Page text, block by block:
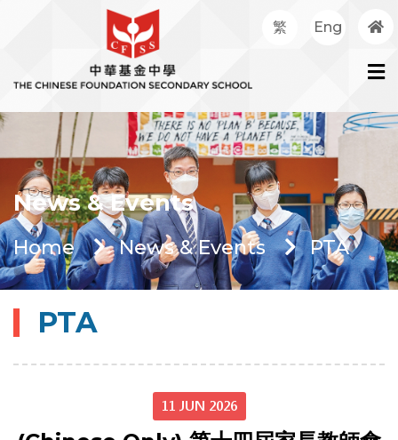
繁 Eng
News & Events
Home News & Events PTA
PTA
11 JUN 2026